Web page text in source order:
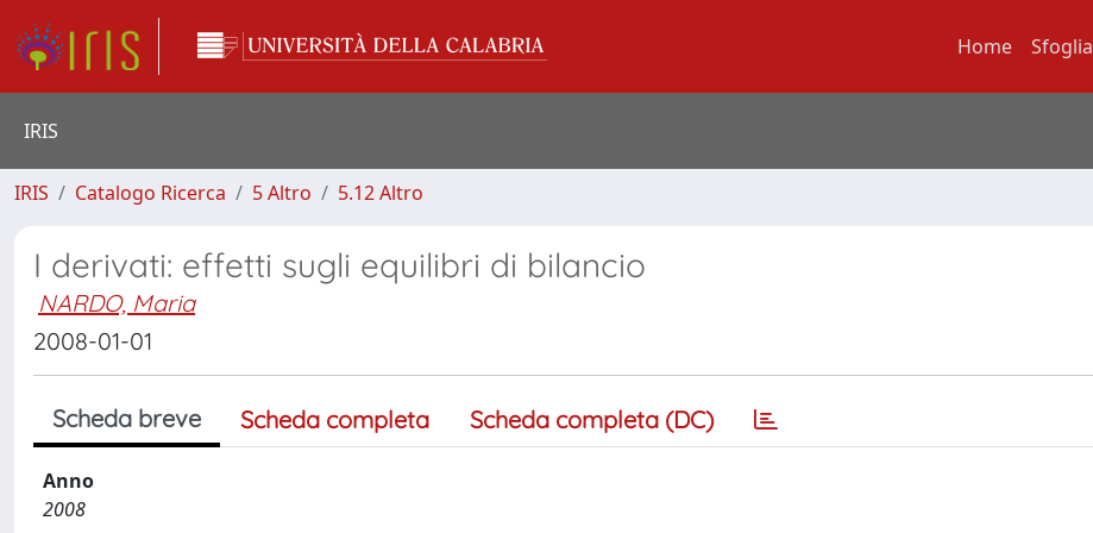
Home Sfoglia
IRIS
IRIS Catalogo Ricerca 5 Altro 5.12 Altro
I derivati: effetti sugli equilibri di bilancio
NARDO, Maria
2008-01-01
Scheda breve Scheda completa Scheda completa (DC)
Anno
2008